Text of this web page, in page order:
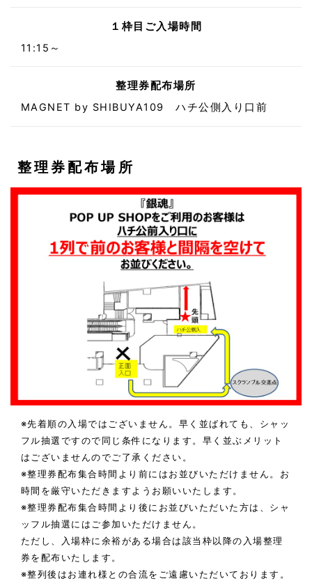
１枠目ご入場時間
11:15～
整理券配布場所
MAGNET by SHIBUYA109 ハチ公側入り口前
整理券配布場所
※先着順の入場ではございません。早く並ばれても、シャッ
フル抽選ですので同じ条件になります。早く並ぶメリット
はございませんのでご了承ください。
※整理券配布集合時間より前にはお並びいただけません。お
時間を厳守いただきますようお願いいたします。
※整理券配布集合時間より後にお並びいただいた方は、シャ
ッフル抽選にはご参加いただけません。
ただし、入場枠に余裕がある場合は該当枠以降の入場整理
券を配布いたします。
※整列後はお連れ様との合流をご遠慮いただいております。